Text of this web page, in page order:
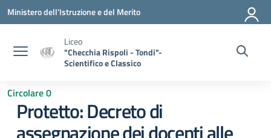
Vai ai contenuti
Vai al menu di navigazione
Vai al footer
Ministero dell'Istruzione e del Merito
Liceo
"Checchia Rispoli - Tondi"-
Scientifico e Classico
Circolare 0
Protetto: Decreto di